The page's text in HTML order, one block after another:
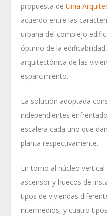
propuesta deUnia
acuerdo entre las
urbana del complejo
óptimo de la
arquitectónica de las
esparcimiento.
La solución adoptada
independientes
escalera cada uno que
planta respectivamente.
En torno al núcleo
ascensor y huecos de
tipos de viviendas
intermedios, y cuatro